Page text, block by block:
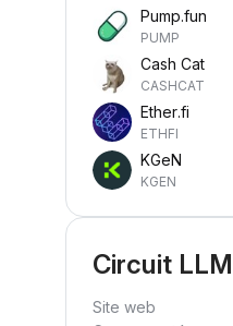
Pump.fun
PUMP
Cash Cat
CASHCAT
Ether.fi
ETHFI
KGeN
KGEN
Circuit
Site web